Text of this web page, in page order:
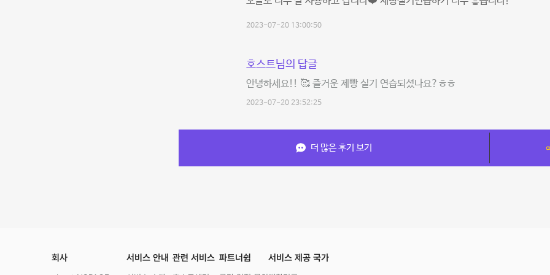
2023-07-20 13:00:50
호스트님의 답글
안녕하세요!! 🥰 즐거운 제빵 실기 연습되셨나요?ㅎㅎ
2023-07-20 23:52:25
더 많은 후기 보기
회사 서비스 안내 관련 서비스 파트너쉽 서비스 제공 국가